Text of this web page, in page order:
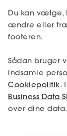
Etableret
Produkter
Få svar
Fordele
Studerende
ikke
For en
mener at
Du kan vælge,
ændre eller
footeren.
Sådan bruger
indsamle
Cookiepolitik.
Business Data
over dine data.